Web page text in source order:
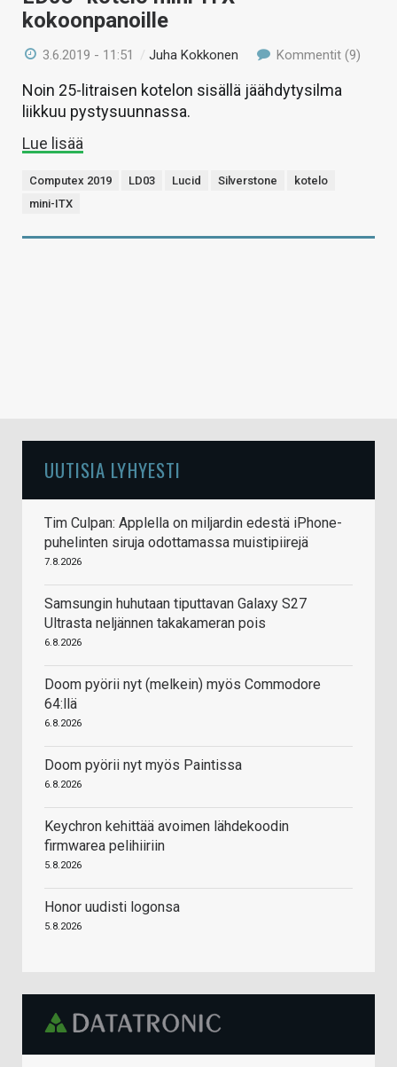
kokoonpanoille
3.6.2019 - 11:51 /Juha Kokkonen Kommentit (9)
Noin 25-litraisen kotelon sisällä jäähdytysilma
liikkuu pystysuunnassa.
Lue lisää
Computex 2019 LD03 Lucid Silverstone
kotelo
mini-ITX
UUTISIA LYHYESTI
Tim Culpan: Applella on miljardin edestä iPhone-
puhelinten siruja odottamassa muistipiirejä
7.8.2026
Samsungin huhutaan tiputtavan Galaxy S27
Ultrasta neljännen takakameran pois
6.8.2026
Doom pyörii nyt (melkein) myös Commodore
64:llä
6.8.2026
Doom pyörii nyt myös Paintissa
6.8.2026
Keychron kehittää avoimen lähdekoodin
firmwarea pelihiiriin
5.8.2026
Honor uudisti logonsa
5.8.2026